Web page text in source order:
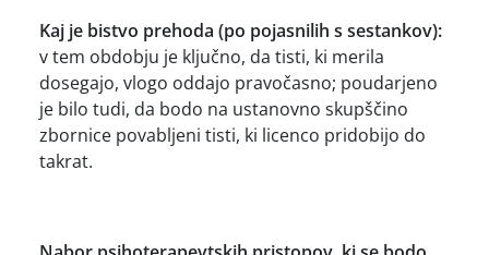
Kaj je bistvo prehoda (po pojasnilih s sestankov):
v tem obdobju je ključno, da tisti, ki merila
dosegajo, vlogo oddajo pravočasno; poudarjeno
je bilo tudi, da bodo na ustanovno skupščino
zbornice povabljeni tisti, ki licenco pridobijo do
takrat.